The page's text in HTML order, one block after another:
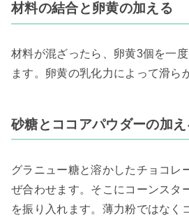
材料の結合と卵黄の加える
材料が混ざったら、卵黄3個を一
ます。卵黄の乳化力によって滑ら
砂糖とココアパウダーの加え
グラニュー糖と溶かしたチョコレ
ぜ合わせます。そこにコーンスタ
を振り入れます。薄力粉ではなく